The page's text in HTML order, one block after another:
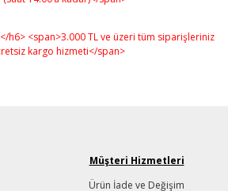
Müşteri Hizmetleri
Ürün İade ve Değişim